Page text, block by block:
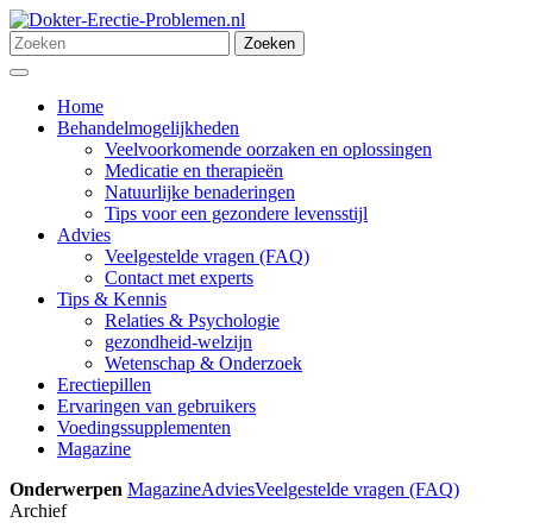
Ga
naar
de
inhoud
Zoeken
naar:
Zoeken
Menu
Home
Behandelmogelijkheden
Veelvoorkomende oorzaken en oplossingen
Medicatie en therapieën
Natuurlijke benaderingen
Tips voor een gezondere levensstijl
Advies
Veelgestelde vragen (FAQ)
Contact met experts
Tips & Kennis
Relaties & Psychologie
gezondheid-welzijn
Wetenschap & Onderzoek
Erectiepillen
Ervaringen van gebruikers
Voedingssupplementen
Magazine
Onderwerpen MagazineAdviesVeelgestelde vragen (FAQ)
Archief